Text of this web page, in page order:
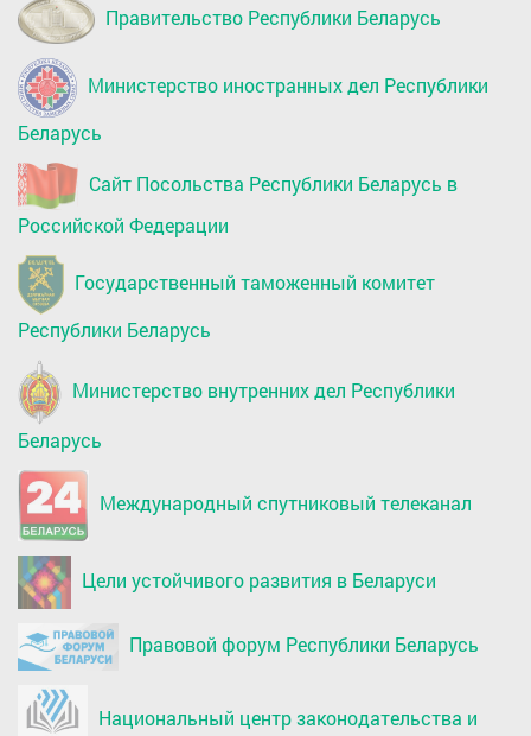
Правительство Республики Беларусь
Министерство иностранных дел Республики
Беларусь
Сайт Посольства Республики Беларусь в
Российской Федерации
Государственный таможенный комитет
Республики Беларусь
Министерство внутренних дел Республики
Беларусь
Международный спутниковый телеканал
Цели устойчивого развития в Беларуси
Правовой форум Республики Беларусь
Национальный центр законодательства и